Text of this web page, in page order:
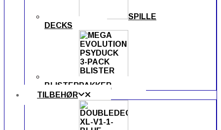
SPILLE
DECKS
BLISTERPAKKER
TILBEHØR